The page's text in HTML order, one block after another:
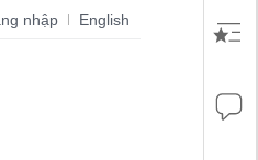
nhập | English